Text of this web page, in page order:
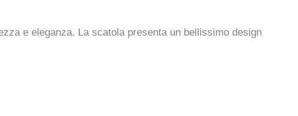
e eleganza. La scatola presenta un bellissimo design